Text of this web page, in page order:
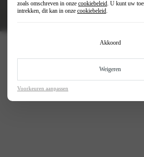
zoals omschreven in onze cookiebeleid. U kunt uw
intrekken, dit kan in onze cookiebeleid.
Akkoord
Weigeren
Voorkeuren aanpassen
Keuze uit diverse
Altijd een Abarth die